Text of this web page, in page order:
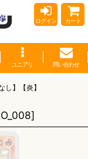
ログイン カート
ユニアリ 問い合わせ
し】【炎】
]